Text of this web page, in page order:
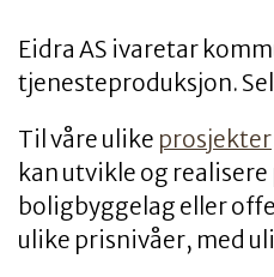
Eidra AS ivaretar
tjenesteproduksjon.
Til våre ulike prosjekter
kan utvikle og
boligbyggelag eller
ulike prisnivåer, med